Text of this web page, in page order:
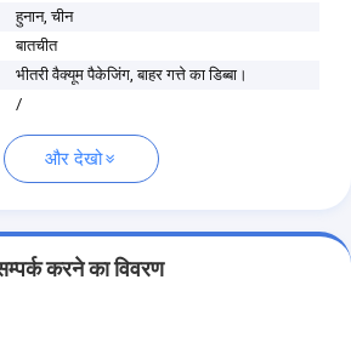
हुनान, चीन
बातचीत
भीतरी वैक्यूम पैकेजिंग, बाहर गत्ते का डिब्बा।
/
और देखो
करने का विवरण